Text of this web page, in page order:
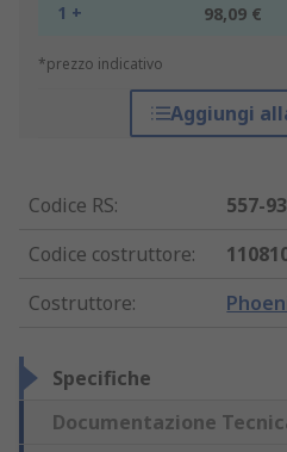
1 + 98,09 €
*prezzo indicativo
Aggiungi
Codice RS:
557-
Codice costruttore:
Costruttore:
Specifiche
Documentazione